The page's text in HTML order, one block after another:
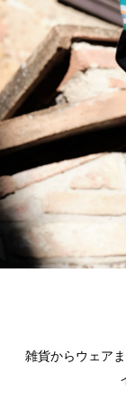
雑貨からウェア